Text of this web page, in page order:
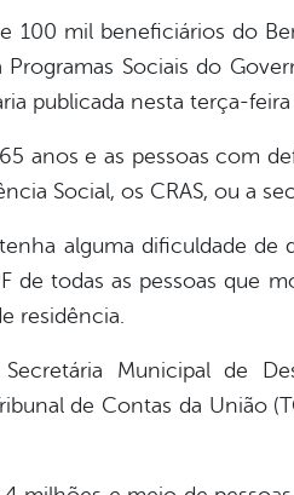
100 mil beneficiários do
Programas Sociais do
publicada nesta terça-
anos e as pessoas com
Social, os CRAS, ou a
alguma dificuldade de
de todas as pessoas que
residência.
Municipal de
de Contas da União